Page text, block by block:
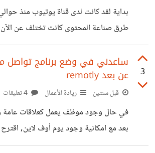
أن التعليق أصبح معدود لكل شهر أو يوم
هذا الموضوع ؟ https://suar.me/5GmNq
طرق صناعة المحتوى كانت تختلف عن
نفس القدر من المنافسة وكان نظام
تفعيل القناة تلك الفترة وقمت بكتابة
التي سوف أقوم بعرضها كمحتوى مرئي لي
ومؤثرات) ويدور المحتوى حول ما
مواضيع حول الأوبئة والأمراض والأحياء
الأحداث التاريخية الغامضة أو الغريبة أو
3
ساعدني في وضع برنامج
عن بعد remotly
قبل سنتين ريادة الأعمال
في حال وجود موظف يعمل كعلاقات عامة
بعد مع امكانية وجود يوم أوف لاين,
كبروتوكول عمل نسير عليه حتى لا